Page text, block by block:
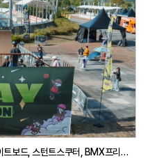
X-PLAY춘천(어그레시브 인라인, 스케이트보드, 스턴트스쿠터, BMX프리스타일, 3대3농구, 디제잉)(9. 27. ~ 9. 28.)